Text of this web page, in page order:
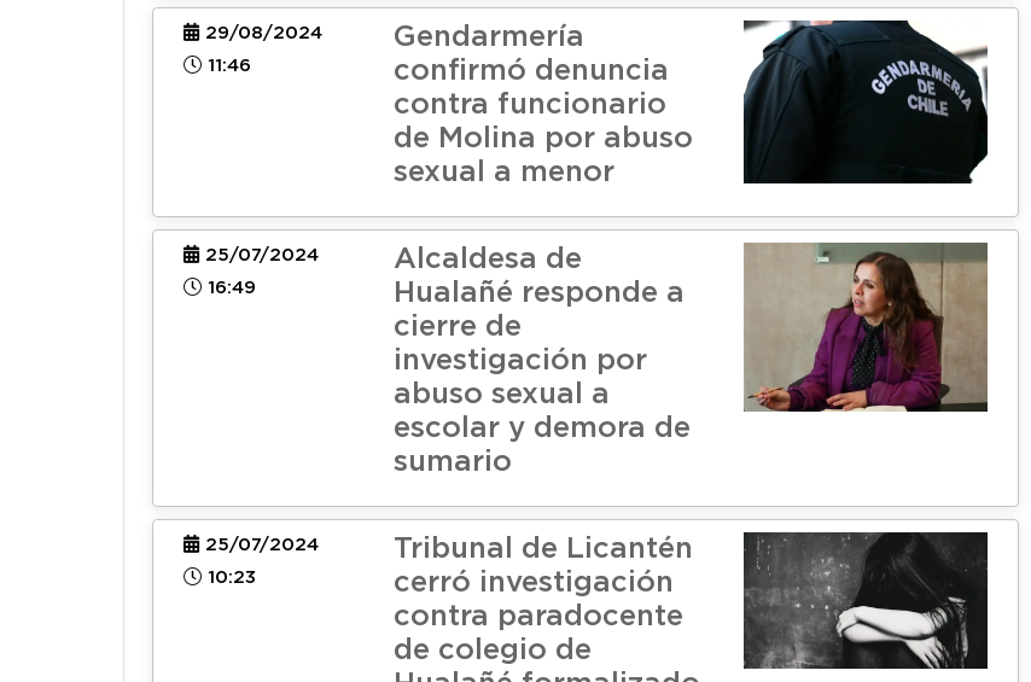
29/08/2024
11:46
Gendarmería
confirmó denuncia
contra funcionario
de Molina por abuso
sexual a menor
25/07/2024
16:49
Alcaldesa de
Hualañé responde a
cierre de
investigación por
abuso sexual a
escolar y demora de
sumario
25/07/2024
10:23
Tribunal de Licantén
cerró investigación
contra paradocente
de colegio de